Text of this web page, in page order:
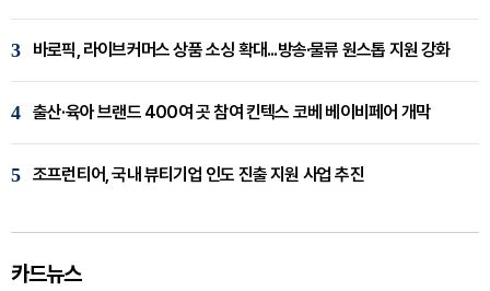
3 바로픽, 라이브커머스 상품 소싱 확대...방송·물류 원스톱 지원 강화
4 출산·육아 브랜드 400여 곳 참여 킨텍스 코베 베이비페어 개막
5 조프런티어, 국내 뷰티기업 인도 진출 지원 사업 추진
카드뉴스